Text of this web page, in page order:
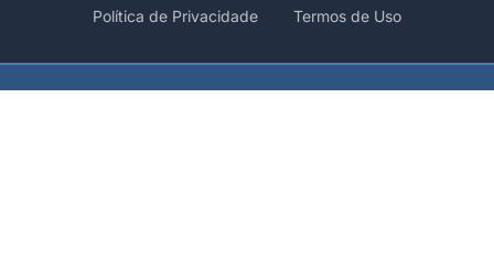
Política de Privacidade Termos de Uso